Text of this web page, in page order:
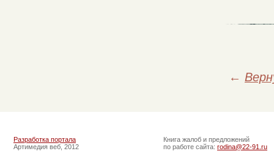
←
Разработка портала
Артимедия веб, 2012
Книга жалоб и предложений
по работе сайта: rodina@22-91.ru